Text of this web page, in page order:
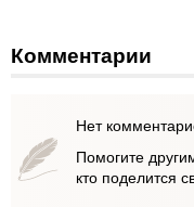
Комментарии
Нет
Помогите
кто поделится